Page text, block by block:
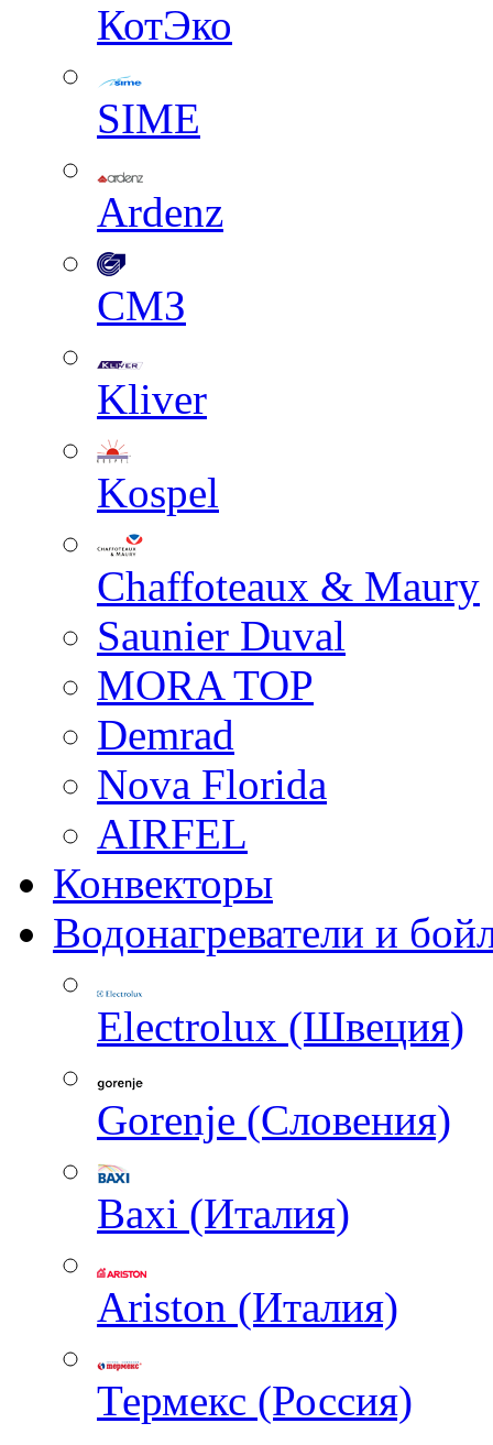
КотЭко
SIME
Ardenz
СМЗ
Kliver
Kospel
Chaffoteaux & Maury
Saunier Duval
MORA TOP
Demrad
Nova Florida
AIRFEL
Конвекторы
Водонагреватели и
Electrolux (Швеция)
Gorenje (Словения)
Baxi (Италия)
Ariston (Италия)
Термекс (Россия)